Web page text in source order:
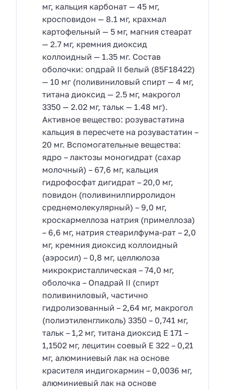
мг, кальция карбонат — 45 мг,
кросповидон — 8.1 мг, крахмал
картофельный — 5 мг, магния стеарат
— 2.7 мг, кремния диоксид
коллоидный — 1.35 мг. Состав
оболочки: опдрай II белый (85F18422)
— 10 мг (поливиниловый спирт — 4 мг,
титана диоксид — 2.5 мг, макрогол
3350 — 2.02 мг, тальк — 1.48 мг).
Активное вещество: розувастатина
кальция в пересчете на розувастатин –
20 мг. Вспомогательные вещества:
ядро – лактозы моногидрат (сахар
молочный) – 67,6 мг, кальция
гидрофосфат дигидрат – 20,0 мг,
повидон (поливинилпирролидон
среднемолекулярный) – 9,0 мг,
кроскармеллоза натрия (примеллоза)
– 6,6 мг, натрия стеарилфума-рат – 2,0
мг, кремния диоксид коллоидный
(аэросил) – 0,8 мг, целлюлоза
микрокристаллическая – 74,0 мг,
оболочка – Опадрай II (спирт
поливиниловый, частично
гидролизованный – 2,64 мг, макрогол
(полиэтиленгликоль) 3350 – 0,741 мг,
тальк – 1,2 мг, титана диоксид Е 171 –
1,1502 мг, лецитин соевый Е 322 – 0,21
мг, алюминиевый лак на основе
красителя индигокармин – 0,0036 мг,
алюминиевый лак на основе